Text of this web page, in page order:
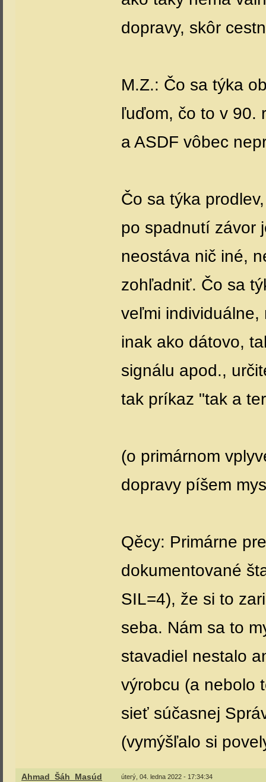
dopravy, skôr
M.Z.: Čo sa týka
ľuďom, čo to v 90.
a ASDF vôbec
Čo sa týka
po spadnutí závor
neostáva nič iné,
zohľadniť. Čo sa
veľmi individuálne,
inak ako dátovo,
signálu apod.,
tak príkaz "tak a
(o primárnom
dopravy píšem
Qěcy: Primárne
dokumentované
SIL=4), že si to
seba. Nám sa to
stavadiel nestalo
výrobcu (a nebolo
sieť súčasnej
(vymýšľalo si
Ahmad_Šáh_Masúd úterý, 04. ledna 2022 - 17:34:34